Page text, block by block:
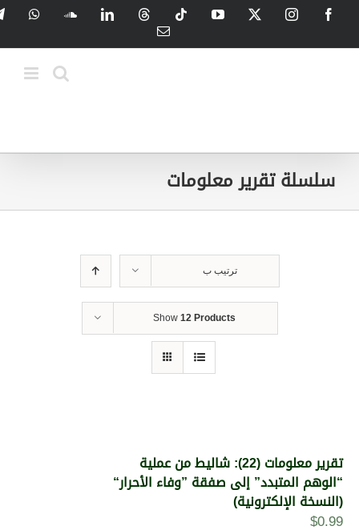
content
Facebook
Instagram
X
YouTube
Tiktok
Threads
LinkedIn
SoundCloud
Email
سلسلة تقرير معلومات
ترتيب ب
Show 12 Products
تقرير معلومات (22): شاليط من عملية
“الوهم المتبدد” إلى صفقة ”وفاء الأحرار“
(النسخة الإلكترونية)
$0.99